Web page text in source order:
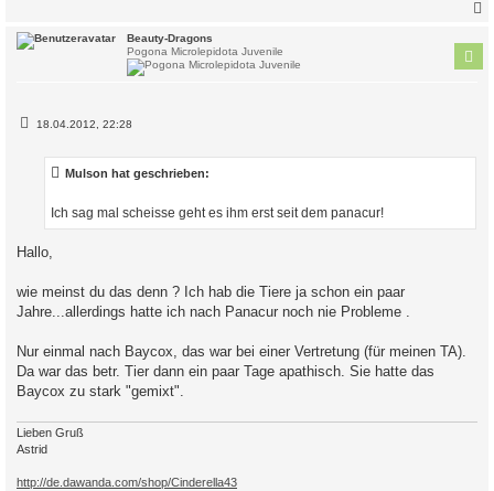
Beauty-Dragons
Pogona Microlepidota Juvenile
B18.04.2012, 22:28
Mulson hat geschrieben:
Ich sag mal scheisse geht es ihm erst seit dem panacur!
Hallo,
wie meinst du das denn ? Ich hab die Tiere ja schon ein paar
Jahre...allerdings hatte ich nach Panacur noch nie Probleme .
Nur einmal nach Baycox, das war bei einer Vertretung (für meinen TA).
Da war das betr. Tier dann ein paar Tage apathisch. Sie hatte das
Baycox zu stark "gemixt".
Lieben Gruß
Astrid
http://de.dawanda.com/shop/Cinderella43